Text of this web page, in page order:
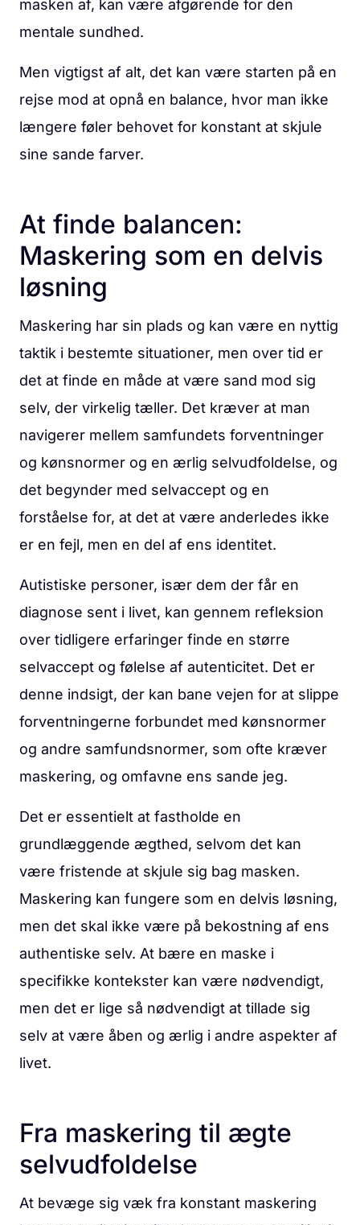
masken af, kan være afgørende for den
mentale sundhed.
Men vigtigst af alt, det kan være starten på en
rejse mod at opnå en balance, hvor man ikke
længere føler behovet for konstant at skjule
sine sande farver.
At finde balancen:
Maskering som en delvis
løsning
Maskering har sin plads og kan være en nyttig
taktik i bestemte situationer, men over tid er
det at finde en måde at være sand mod sig
selv, der virkelig tæller. Det kræver at man
navigerer mellem samfundets forventninger
og kønsnormer og en ærlig selvudfoldelse, og
det begynder med selvaccept og en
forståelse for, at det at være anderledes ikke
er en fejl, men en del af ens identitet.
Autistiske personer, især dem der får en
diagnose sent i livet, kan gennem refleksion
over tidligere erfaringer finde en større
selvaccept og følelse af autenticitet. Det er
denne indsigt, der kan bane vejen for at slippe
forventningerne forbundet med kønsnormer
og andre samfundsnormer, som ofte kræver
maskering, og omfavne ens sande jeg.
Det er essentielt at fastholde en
grundlæggende ægthed, selvom det kan
være fristende at skjule sig bag masken.
Maskering kan fungere som en delvis løsning,
men det skal ikke være på bekostning af ens
authentiske selv. At bære en maske i
specifikke kontekster kan være nødvendigt,
men det er lige så nødvendigt at tillade sig
selv at være åben og ærlig i andre aspekter af
livet.
Fra maskering til ægte
selvudfoldelse
At bevæge sig væk fra konstant maskering